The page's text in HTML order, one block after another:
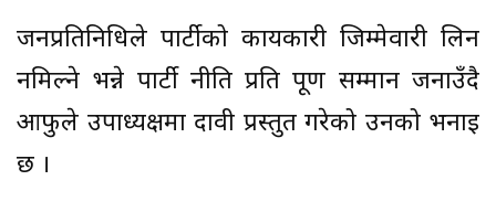
जनप्रतिनिधिले पार्टीको कार्यकारी जिम्मेवारी लिन
नमिल्ने भन्ने पार्टी नीति प्रति पूर्ण सम्मान जनाउँदै
आफुले उपाध्यक्षमा दावी प्रस्तुत गरेको उनको भनाई
छ ।